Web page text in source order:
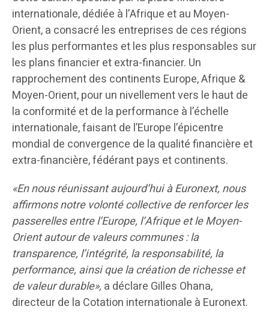
internationale, dédiée à l’Afrique et au Moyen-
Orient, a consacré les entreprises de ces régions
les plus performantes et les plus responsables sur
les plans financier et extra-financier. Un
rapprochement des continents Europe, Afrique &
Moyen-Orient, pour un nivellement vers le haut de
la conformité et de la performance à l’échelle
internationale, faisant de l’Europe l’épicentre
mondial de convergence de la qualité financière et
extra-financière, fédérant pays et continents.
«En nous réunissant aujourd’hui à Euronext, nous
affirmons notre volonté collective de renforcer les
passerelles entre l’Europe, l’Afrique et le Moyen-
Orient autour de valeurs communes : la
transparence, l’intégrité, la responsabilité, la
performance, ainsi que la création de richesse et
de valeur durable», a déclare Gilles Ohana,
directeur de la Cotation internationale à Euronext.